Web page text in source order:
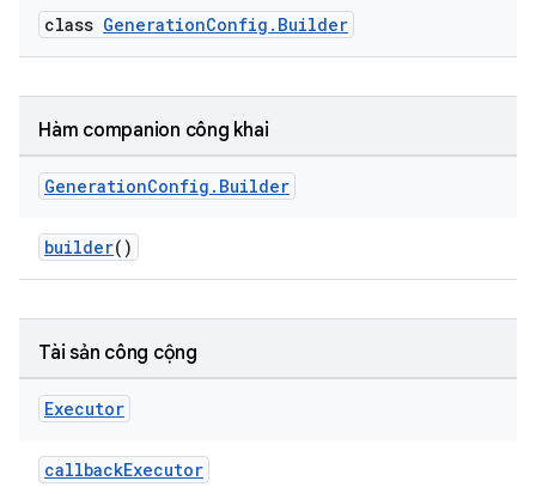
class GenerationConfig.Builder
Hàm companion công khai
GenerationConfig . Builder
builder()
Tài sản công cộng
Executor
callbackExecutor